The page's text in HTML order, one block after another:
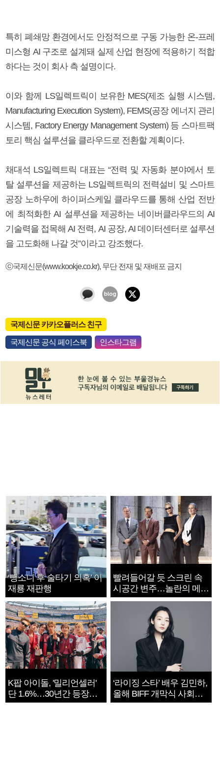
특히 폐쇄망 환경에서도 안정적으로 구동 가능한 온-프레
미스형 AI 구조로 설계돼 실제 산업 현장에 적용하기 적합
하다는 것이 회사 측 설명이다.
이와 함께 LS일렉트릭이 보유한 MES(제조 실행 시스템,
Manufacturing Execution System), FEMS(공장 에너지 관리
시스템, Factory Energy Management System) 등 스마트팩
토리 핵심 설루션을 클라우드로 전환할 계획이다.
채대석 LS일렉트릭 대표는 “전력 및 자동화 분야에서 토
탈 설루션을 제공하는 LS일렉트릭의 전력설비 및 스마트
공장 노하우에 하이퍼스케일 클라우드를 통해 산업 전반
에 최적화한 AI 설루션을 제공하는 네이버클라우드의 AI
기술력을 접목해 AI 전력, AI 공장, AI 데이터센터로 설루션
을 고도화해 나갈 것”이라고 강조했다.
ⓒ국제신문(www.kookje.co.kr), 무단 전재 및 재배포 금지
국제신문 카카오플러스 친구
국제신문 공식 페이스북 인스타그램
‘뺑소니 후 술타기 의혹’ 이
재룡 재판행
빨려들어갈 듯 스크린 속
시공간 변주…놀란의 메시
지는 ‘전쟁 속죄’
K팝 아이돌, '밀리언셀러'
단 1.6%…30년간 등장
1182개팀 전수조사
‘라이징 스타’ 배우 김민하,
올해 BIFF 개막식 사회자
확정